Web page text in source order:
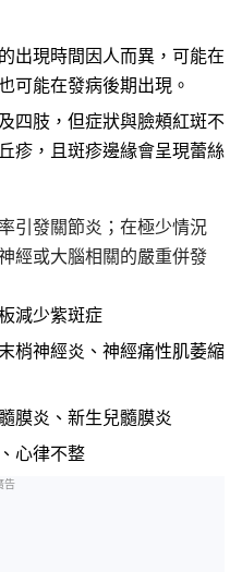
出現時間因人而異，可能在
可能在發病後期出現。
四肢，但症狀與臉頰紅斑不
疹，且斑疹邊緣會呈現蕾絲
引發關節炎；在極少情況
經或大腦相關的嚴重併發
減少紫斑症
梢神經炎、神經痛性肌萎縮
膜炎、新生兒髓膜炎
心律不整
告